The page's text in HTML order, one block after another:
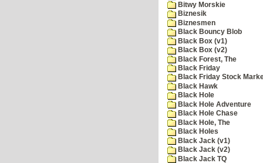
Bitwy Morskie
Biznesik
Biznesmen
Black Bouncy Blob
Black Box (v1)
Black Box (v2)
Black Forest, The
Black Friday
Black Friday Stock
Black Hawk
Black Hole
Black Hole Adventure
Black Hole Chase
Black Hole, The
Black Holes
Black Jack (v1)
Black Jack (v2)
Black Jack TQ